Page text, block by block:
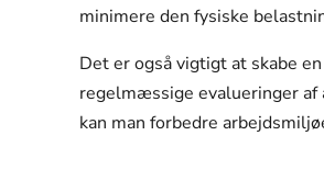
minimere den fysiske
Det er også vigtigt at skabe
regelmæssige evalueringer
kan man forbedre